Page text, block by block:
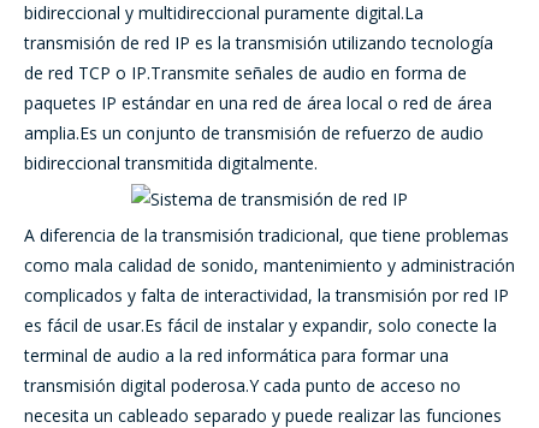
bidireccional y multidireccional puramente digital.La
transmisión de red IP es la transmisión utilizando tecnología
de red TCP o IP.Transmite señales de audio en forma de
paquetes IP estándar en una red de área local o red de área
amplia.Es un conjunto de transmisión de refuerzo de audio
bidireccional transmitida digitalmente.
A diferencia de la transmisión tradicional, que tiene problemas
como mala calidad de sonido, mantenimiento y administración
complicados y falta de interactividad, la transmisión por red IP
es fácil de usar.Es fácil de instalar y expandir, solo conecte la
terminal de audio a la red informática para formar una
transmisión digital poderosa.Y cada punto de acceso no
necesita un cableado separado y puede realizar las funciones